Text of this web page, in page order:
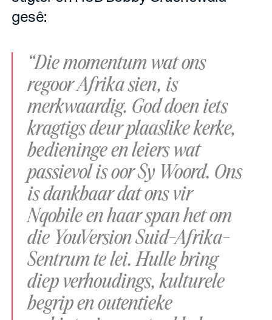
gesê:
“Die momentum wat ons
regoor Afrika sien, is
merkwaardig. God doen iets
kragtigs deur plaaslike kerke,
bedieninge en leiers wat
passievol is oor Sy Woord. Ons
is dankbaar dat ons vir
Nqobile en haar span het om
die YouVersion Suid-Afrika-
Sentrum te lei. Hulle bring
diep verhoudings, kulturele
begrip en outentieke